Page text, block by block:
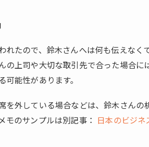
たので、鈴木さんへは何も伝えなく
の上司や大切な取引先で合った場合に
可能性があります。
を外している場合などは、鈴木さんの
モのサンプルは別記事：
日本のビジネ